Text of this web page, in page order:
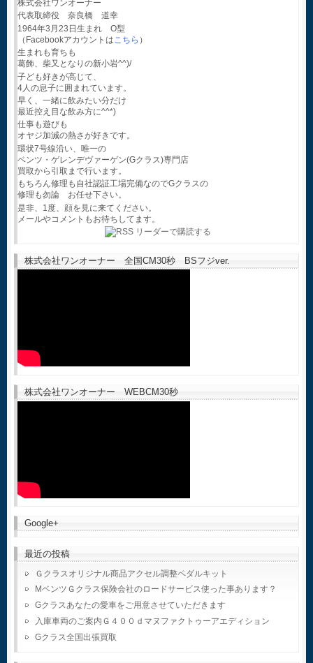
株式会社ワンオーナー
代表取締役 奈良橋 道幸
1964年3月23日生まれ O型
（Facebookアカウントはこちら ）
生まれも育ちも
葛飾、柴又となりの新小岩^^)/
子ども好きが高じて、
4人の息子に囲まれています。
早く、一緒に飲みたい分だけ
最近控え目な飲み方に^^*)
仕事も遊びも
オヤジ加減の熱さが好きです。
環状7号線沿い、唯一の
ベンツ・ゲレンデヴァーゲン(Gクラス)専門店
買取から引取まで行います。
もちろん修理も自社認証工場完備なのでGクラスの
修理も勿論 お任せ下さい。
是非、1度、顔を見に来てください。
メールやコメントもお待ちしてます。
株式会社ワンオーナー 全国CM30秒 BSフジver.
株式会社ワンオーナー WEBCM30秒
Google+
最近の投稿
Ｇクラスオリジナル商品アクセル調整ペダルキット
MベンツＧクラス保険会社のロードサービス使った事あります？
Gクラスあなたの愛車をご用意させていただきます
入庫車両のご案内Ｇ４００ｄマヌファクトゥーアエディション
Gクラス全国出張買取